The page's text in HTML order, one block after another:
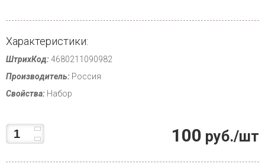
Характеристики:
ШтрихКод:4680211090982
Производитель: Россия
Свойства: Набор
100 руб./шт